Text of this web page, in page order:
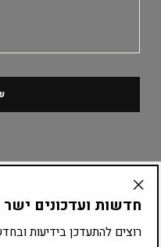
קטלוג מוצרים
ציוד לפי עיסוק
חדשות ועדכונים ישר
רוצים להתעדכן בידיעות
"Translation